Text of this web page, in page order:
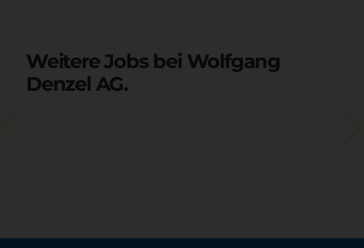
Weitere Jobs bei Wolfgang
Denzel AG.